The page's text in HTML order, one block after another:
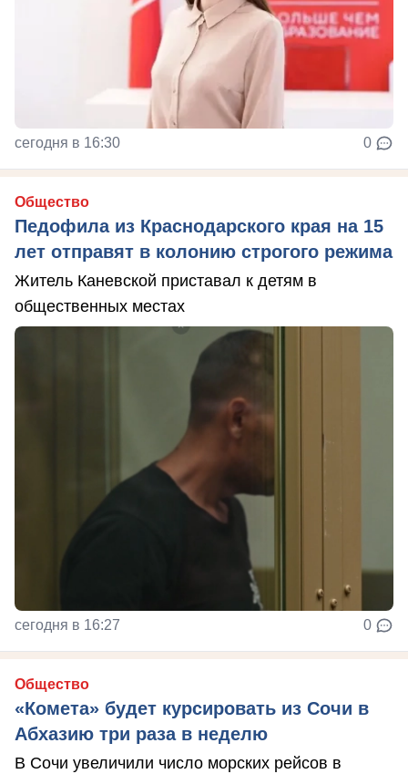
сегодня в 16:30 0
Общество
Педофила из Краснодарского края на 15
лет отправят в колонию строгого режима
Житель Каневской приставал к детям в
общественных местах
сегодня в 16:27 0
Общество
«Комета» будет курсировать из Сочи в
Абхазию три раза в неделю
В Сочи увеличили число морских рейсов в